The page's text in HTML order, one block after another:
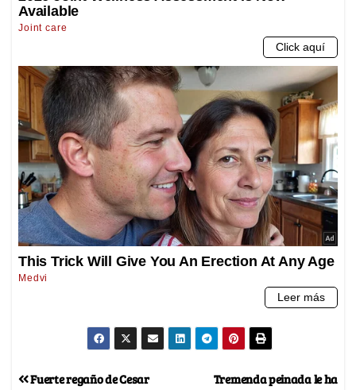
Tremenda peinada le ha
Fuerte regaño de Cesar